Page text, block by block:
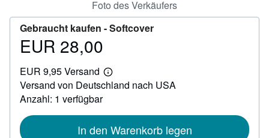
Foto des Verkäufers
Gebraucht kaufen -Softcover
Preis
28,00
EUR 28,00
EUR 9,95 Versand
Weitere
Informationen
Versand von Deutschland nach USA
Anzahl: 1 verfügbar
In den Warenkorb legen